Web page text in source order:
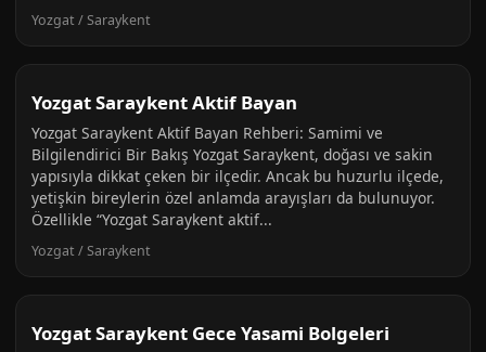
Yozgat / Saraykent
Yozgat Saraykent Aktif Bayan
Yozgat Saraykent Aktif Bayan Rehberi: Samimi ve
Bilgilendirici Bir Bakış Yozgat Saraykent, doğası ve sakin
yapısıyla dikkat çeken bir ilçedir. Ancak bu huzurlu ilçede,
yetişkin bireylerin özel anlamda arayışları da bulunuyor.
Özellikle “Yozgat Saraykent aktif...
Yozgat / Saraykent
Yozgat Saraykent Gece Yasami Bolgeleri